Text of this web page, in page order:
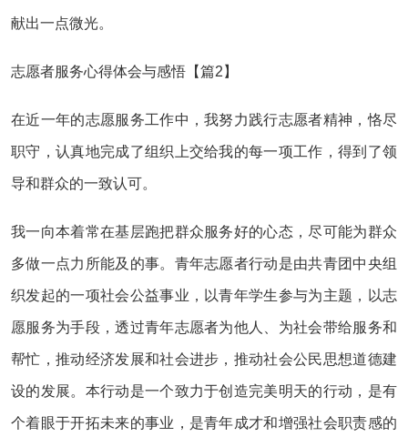
献出一点微光。
志愿者服务心得体会与感悟【篇2】
在近一年的志愿服务工作中，我努力践行志愿者精神，恪尽
职守，认真地完成了组织上交给我的每一项工作，得到了领
导和群众的一致认可。
我一向本着常在基层跑把群众服务好的心态，尽可能为群众
多做一点力所能及的事。青年志愿者行动是由共青团中央组
织发起的一项社会公益事业，以青年学生参与为主题，以志
愿服务为手段，透过青年志愿者为他人、为社会带给服务和
帮忙，推动经济发展和社会进步，推动社会公民思想道德建
设的发展。本行动是一个致力于创造完美明天的行动，是有
个着眼于开拓未来的事业，是青年成才和增强社会职责感的